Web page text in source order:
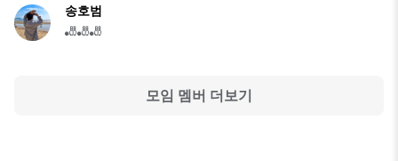
송호범
🎳🎳🎳
모임 멤버 더보기